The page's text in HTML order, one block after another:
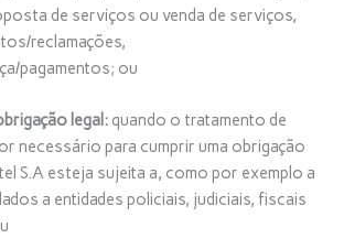
de serviços ou venda de serviços,
reclamações,
pagamentos; ou
legal: quando o tratamento de
necessário para cumprir uma obrigação
S.A esteja sujeita a, como por exemplo a
a entidades policiais, judiciais, fiscais